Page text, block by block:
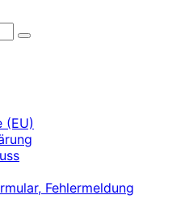
(EU)
Fehlermeldung